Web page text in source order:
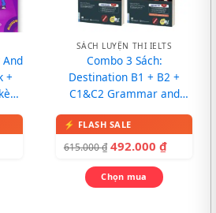
And
+
SÁCH LUYỆN THI IELTS
Combo 3 Sách:
Destination B1 + B2 +
C1&C2 Grammar and
615.000₫ 492.000 ₫
Chọn mua